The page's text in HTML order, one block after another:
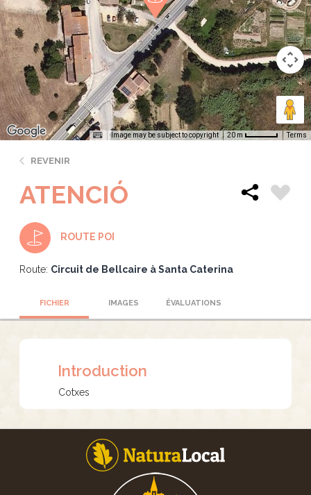
Image may be subject to copyright 20 m Terms
REVENIR
ATENCIÓ
ROUTE POI
Route: Circuit de Bellcaire à Santa Caterina
FICHIER IMAGES ÉVALUATIONS
Introduction
Cotxes